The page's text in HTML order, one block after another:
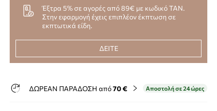
Έξτρα 5% σε αγορές από 89€ με κωδικό TAN.
Στην εφαρμογή έχεις επιπλέον έκπτωση σε
εκπτωτικά είδη.
ΔΕΙΤΕ
ΔΩΡΕΑΝ ΠΑΡΑΔΟΣΗ από70 € Αποστολή σε 24 ώρες